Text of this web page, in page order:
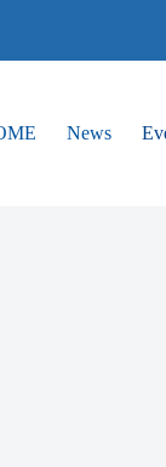
News